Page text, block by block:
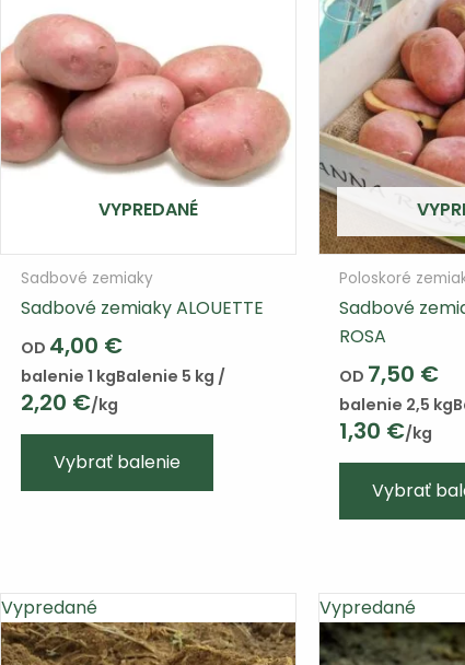
stránke
produktu
VYPREDANÉ
Sadbové zemiaky
Sadbové zemiaky ALOUETTE
OD 4,00 €
balenie 1 kgBalenie 5 kg /
2,20 €/kg
Vybrať balenie
Tento
má
môžete
Poloskoré
Sadbové
ROSA
OD 7,50 €
balenie 2,5 kg
1,30 €/kg
Vybrať
Vypredané Vypredané